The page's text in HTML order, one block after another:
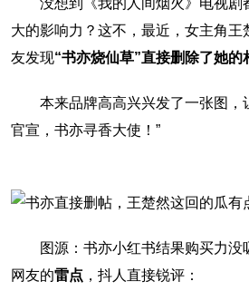
没想到《我的人间烟火》电视剧
大的影响力？这不，最近，女主角王
友发现“书亦烧仙草”直接删除了她的
本来品牌高高兴兴发了一张图，
官宣，书亦寻香大使！”
图源：书亦小红书结果购买力没
网友的雷点 ，抖人直接锐评：